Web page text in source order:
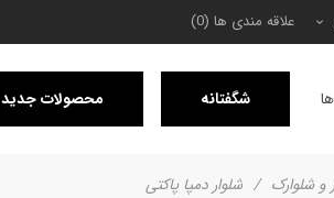
علاقه مندی ها (0)
شگفتانه محصولات جدید
و شلوارک / شلوار دمپا پاکتی